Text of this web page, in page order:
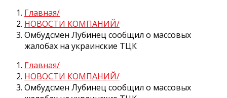
Главная
НОВОСТИ КОМПАНИЙ
Омбудсмен Лубинец сообщил о массовых
жалобах на украинские ТЦК
Главная
НОВОСТИ КОМПАНИЙ
Омбудсмен Лубинец сообщил о массовых